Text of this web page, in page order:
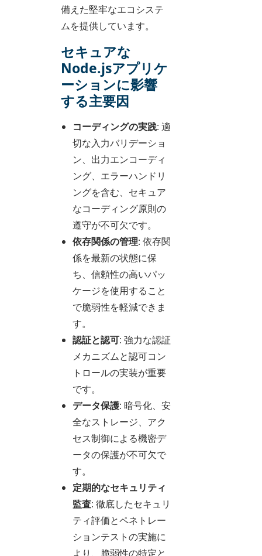
備えた堅牢なエコシステ
ムを提供しています。
セキュアな
Node.jsアプリケ
ーションに影響
する主要因
コーディングの実践: 適
切な入力バリデーショ
ン、出力エンコーディ
ング、エラーハンドリ
ングを含む、セキュア
なコーディング原則の
遵守が不可欠です。
依存関係の管理: 依存関
係を最新の状態に保
ち、信頼性の高いパッ
ケージを使用すること
で脆弱性を軽減できま
す。
認証と認可: 強力な認証
メカニズムと認可コン
トロールの実装が重要
です。
データ保護: 暗号化、安
全なストレージ、アク
セス制御による機密デ
ータの保護が不可欠で
す。
定期的なセキュリティ
監査: 徹底したセキュリ
ティ評価とペネトレー
ションテストの実施に
より、脆弱性の特定と